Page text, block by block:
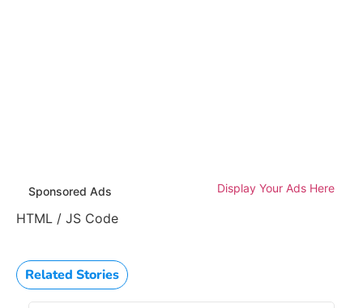
Sponsored Ads Display Your Ads Here
HTML / JS Code
Related Stories